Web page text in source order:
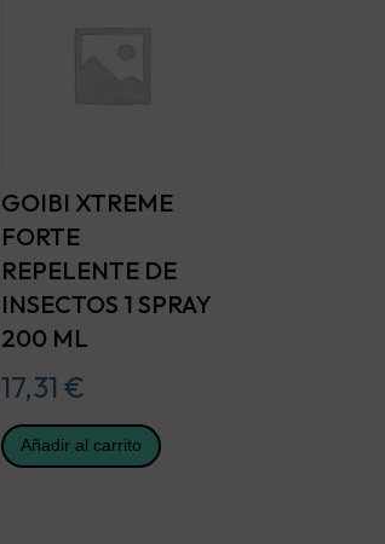
GOIBI XTREME
FORTE
REPELENTE DE
INSECTOS 1 SPRAY
200 ML
17,31 €
Añadir al carrito